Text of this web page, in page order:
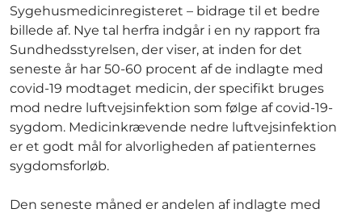
Sygehusmedicinregisteret – bidrage til et bedre
billede af. Nye tal herfra indgår i en ny rapport fra
Sundhedsstyrelsen, der viser, at inden for det
seneste år har 50-60 procent af de indlagte med
covid-19 modtaget medicin, der specifikt bruges
mod nedre luftvejsinfektion som følge af covid-19-
sygdom. Medicinkrævende nedre luftvejsinfektion
er et godt mål for alvorligheden af patienternes
sygdomsforløb.
Den seneste måned er andelen af indlagte med